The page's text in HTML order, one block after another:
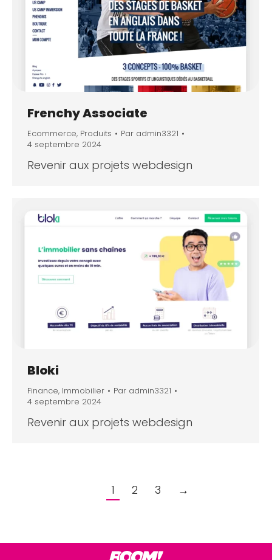
Frenchy Associate
Ecommerce, Produits Par admin3321
4 septembre 2024
Revenir aux projets webdesign
Bloki
Finance, Immobilier Par admin3321
4 septembre 2024
Revenir aux projets webdesign
1 2 3 →